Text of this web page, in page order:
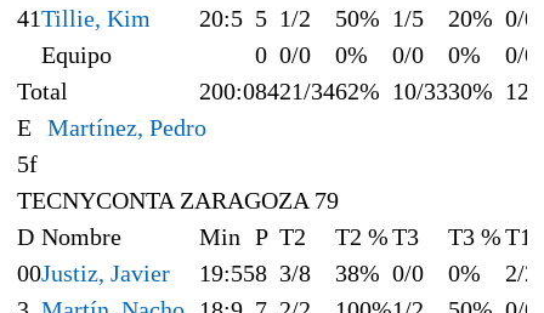
41Tillie, Kim 20:5 5 1/2 50% 1/5 20% 0/0
Equipo
0 0/0 0% 0/0 0%
0/0
Total
200:08421/3462% 10/3330% 12/
E Martínez, Pedro
5f
TECNYCONTA ZARAGOZA 79
D Nombre Min P T2 T2 %T3 T3 %T1
00Justiz, Javier 19:558 3/8 38% 0/0 0%
2/2